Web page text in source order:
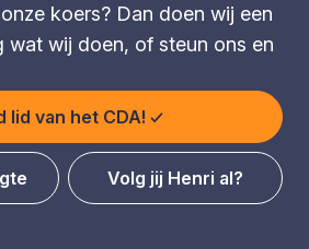
koers? Dan doen wij een
wat wij doen, of steun ons en
lid van het CDA!
Volg jij Henri al?